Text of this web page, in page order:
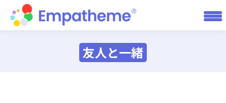
友人と一緒